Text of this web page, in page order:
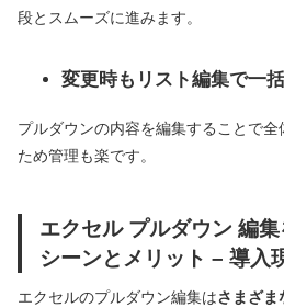
段とスムーズに進みます。
変更時もリスト編集で一
プルダウンの内容を編集することで
ため管理も楽です。
エクセル プルダウン 編
シーンとメリット – 導入
エクセルのプルダウン編集はさまざま